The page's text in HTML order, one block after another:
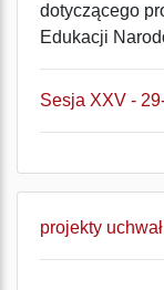
dotyczącego
Edukacji
Sesja XXV -
projekty uchwał